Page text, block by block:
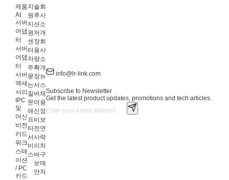
제품
AI
서버
어댑
터
서버
어댑
터
서버
액세
서리
IPC
및
머신
비전
카드
워크
스테
이션
/ PC
카드
지
원
지
원
센
터
자
주
묻
는
질
문
애
프
터
서
비
스
솔
루
션
저
장
용
량
확
장
서
버
머
신
비
전
사
이
버
보
안
회
사
소
개
회
사
소
개
뉴
스
채
용
정
보
연
락
처
구
매
처
info@lr-link.com
Subscribe to Newsletter
Get the latest product updates, promotions and tech articles.